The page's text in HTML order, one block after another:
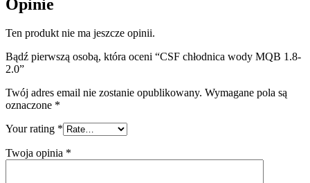
Opinie
Ten produkt nie ma jeszcze opinii.
Bądź pierwszą osobą, która oceni “CSF chłodnica wody MQB 1.8-
2.0”
Twój adres email nie zostanie opublikowany. Wymagane pola są
oznaczone *
Your rating *
Twoja opinia *